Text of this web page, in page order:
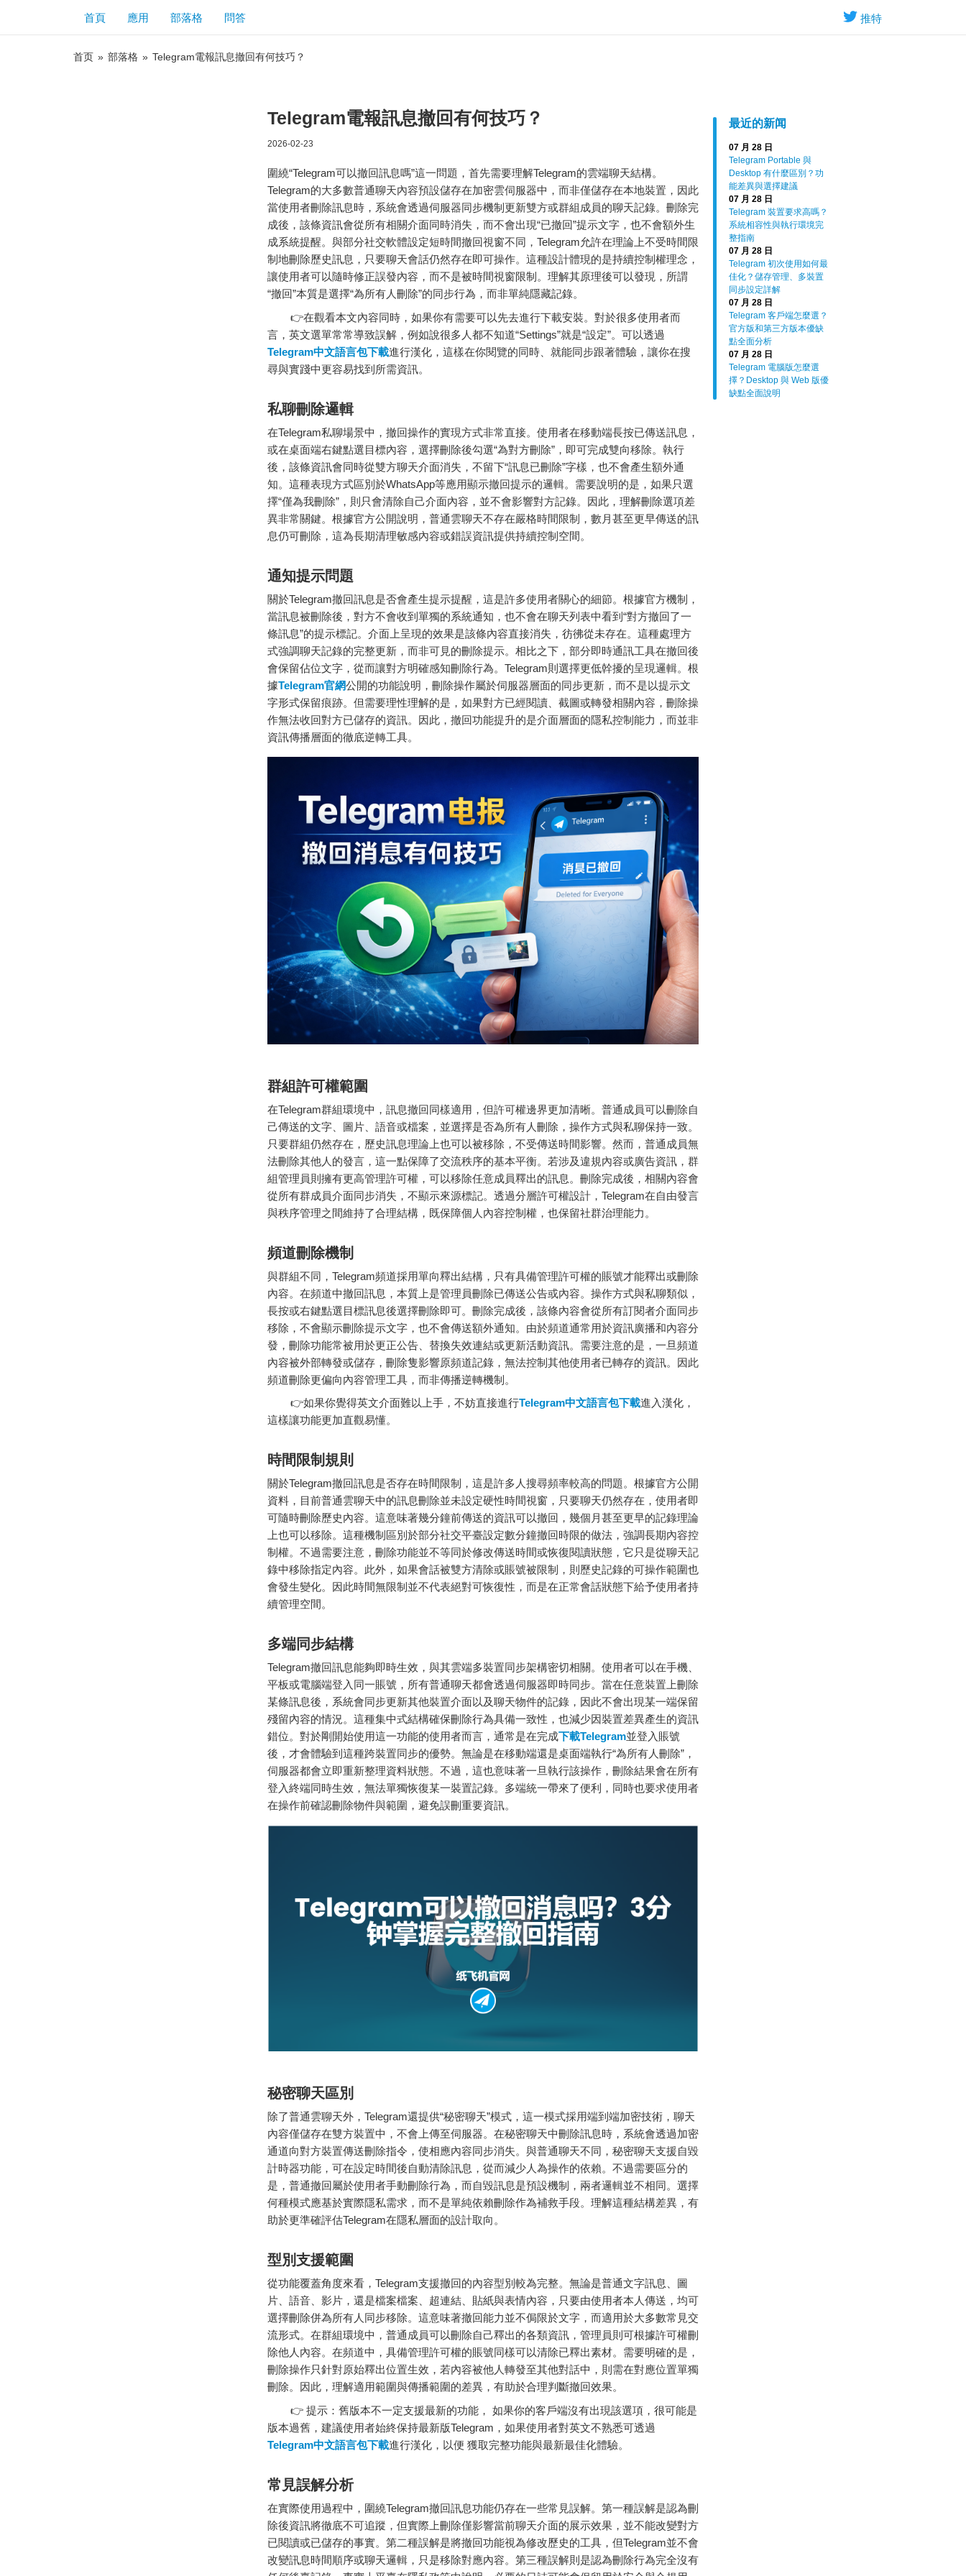
推特
首頁 應用 部落格 問答
首页 » 部落格 » Telegram電報訊息撤回有何技巧？
最近的新闻
07 月 28 日
Telegram Portable 與
Desktop 有什麼區別？功
能差異與選擇建議
07 月 28 日
Telegram 裝置要求高嗎？
系統相容性與執行環境完
整指南
07 月 28 日
Telegram 初次使用如何最
佳化？儲存管理、多裝置
同步設定詳解
07 月 28 日
Telegram 客戶端怎麼選？
官方版和第三方版本優缺
點全面分析
07 月 28 日
Telegram 電腦版怎麼選
擇？Desktop 與 Web 版優
缺點全面說明
Telegram電報訊息撤回有何技巧？
2026-02-23
圍繞“Telegram可以撤回訊息嗎”這一問題，首先需要理解Telegram的雲端聊天結構。
Telegram的大多數普通聊天內容預設儲存在加密雲伺服器中，而非僅儲存在本地裝置，因此
當使用者刪除訊息時，系統會透過伺服器同步機制更新雙方或群組成員的聊天記錄。刪除完
成後，該條資訊會從所有相關介面同時消失，而不會出現“已撤回”提示文字，也不會額外生
成系統提醒。與部分社交軟體設定短時間撤回視窗不同，Telegram允許在理論上不受時間限
制地刪除歷史訊息，只要聊天會話仍然存在即可操作。這種設計體現的是持續控制權理念，
讓使用者可以隨時修正誤發內容，而不是被時間視窗限制。理解其原理後可以發現，所謂
“撤回”本質是選擇“為所有人刪除”的同步行為，而非單純隱藏記錄。
👉在觀看本文內容同時，如果你有需要可以先去進行下載安裝。對於很多使用者而
言，英文選單常常導致誤解，例如說很多人都不知道“Settings”就是“設定”。可以透過
Telegram中文語言包下載進行漢化，這樣在你閱覽的同時、就能同步跟著體驗，讓你在搜
尋與實踐中更容易找到所需資訊。
私聊刪除邏輯
在Telegram私聊場景中，撤回操作的實現方式非常直接。使用者在移動端長按已傳送訊息，
或在桌面端右鍵點選目標內容，選擇刪除後勾選“為對方刪除”，即可完成雙向移除。執行
後，該條資訊會同時從雙方聊天介面消失，不留下“訊息已刪除”字樣，也不會產生額外通
知。這種表現方式區別於WhatsApp等應用顯示撤回提示的邏輯。需要說明的是，如果只選
擇“僅為我刪除”，則只會清除自己介面內容，並不會影響對方記錄。因此，理解刪除選項差
異非常關鍵。根據官方公開說明，普通雲聊天不存在嚴格時間限制，數月甚至更早傳送的訊
息仍可刪除，這為長期清理敏感內容或錯誤資訊提供持續控制空間。
通知提示問題
關於Telegram撤回訊息是否會產生提示提醒，這是許多使用者關心的細節。根據官方機制，
當訊息被刪除後，對方不會收到單獨的系統通知，也不會在聊天列表中看到“對方撤回了一
條訊息”的提示標記。介面上呈現的效果是該條內容直接消失，彷彿從未存在。這種處理方
式強調聊天記錄的完整更新，而非可見的刪除提示。相比之下，部分即時通訊工具在撤回後
會保留佔位文字，從而讓對方明確感知刪除行為。Telegram則選擇更低幹擾的呈現邏輯。根
據Telegram官網公開的功能說明，刪除操作屬於伺服器層面的同步更新，而不是以提示文
字形式保留痕跡。但需要理性理解的是，如果對方已經閱讀、截圖或轉發相關內容，刪除操
作無法收回對方已儲存的資訊。因此，撤回功能提升的是介面層面的隱私控制能力，而並非
資訊傳播層面的徹底逆轉工具。
群組許可權範圍
在Telegram群組環境中，訊息撤回同樣適用，但許可權邊界更加清晰。普通成員可以刪除自
己傳送的文字、圖片、語音或檔案，並選擇是否為所有人刪除，操作方式與私聊保持一致。
只要群組仍然存在，歷史訊息理論上也可以被移除，不受傳送時間影響。然而，普通成員無
法刪除其他人的發言，這一點保障了交流秩序的基本平衡。若涉及違規內容或廣告資訊，群
組管理員則擁有更高管理許可權，可以移除任意成員釋出的訊息。刪除完成後，相關內容會
從所有群成員介面同步消失，不顯示來源標記。透過分層許可權設計，Telegram在自由發言
與秩序管理之間維持了合理結構，既保障個人內容控制權，也保留社群治理能力。
頻道刪除機制
與群組不同，Telegram頻道採用單向釋出結構，只有具備管理許可權的賬號才能釋出或刪除
內容。在頻道中撤回訊息，本質上是管理員刪除已傳送公告或內容。操作方式與私聊類似，
長按或右鍵點選目標訊息後選擇刪除即可。刪除完成後，該條內容會從所有訂閱者介面同步
移除，不會顯示刪除提示文字，也不會傳送額外通知。由於頻道通常用於資訊廣播和內容分
發，刪除功能常被用於更正公告、替換失效連結或更新活動資訊。需要注意的是，一旦頻道
內容被外部轉發或儲存，刪除隻影響原頻道記錄，無法控制其他使用者已轉存的資訊。因此
頻道刪除更偏向內容管理工具，而非傳播逆轉機制。
👉如果你覺得英文介面難以上手，不妨直接進行Telegram中文語言包下載進入漢化，
這樣讓功能更加直觀易懂。
時間限制規則
關於Telegram撤回訊息是否存在時間限制，這是許多人搜尋頻率較高的問題。根據官方公開
資料，目前普通雲聊天中的訊息刪除並未設定硬性時間視窗，只要聊天仍然存在，使用者即
可隨時刪除歷史內容。這意味著幾分鐘前傳送的資訊可以撤回，幾個月甚至更早的記錄理論
上也可以移除。這種機制區別於部分社交平臺設定數分鐘撤回時限的做法，強調長期內容控
制權。不過需要注意，刪除功能並不等同於修改傳送時間或恢復閱讀狀態，它只是從聊天記
錄中移除指定內容。此外，如果會話被雙方清除或賬號被限制，則歷史記錄的可操作範圍也
會發生變化。因此時間無限制並不代表絕對可恢復性，而是在正常會話狀態下給予使用者持
續管理空間。
多端同步結構
Telegram撤回訊息能夠即時生效，與其雲端多裝置同步架構密切相關。使用者可以在手機、
平板或電腦端登入同一賬號，所有普通聊天都會透過伺服器即時同步。當在任意裝置上刪除
某條訊息後，系統會同步更新其他裝置介面以及聊天物件的記錄，因此不會出現某一端保留
殘留內容的情況。這種集中式結構確保刪除行為具備一致性，也減少因裝置差異產生的資訊
錯位。對於剛開始使用這一功能的使用者而言，通常是在完成下載Telegram並登入賬號
後，才會體驗到這種跨裝置同步的優勢。無論是在移動端還是桌面端執行“為所有人刪除”，
伺服器都會立即重新整理資料狀態。不過，這也意味著一旦執行該操作，刪除結果會在所有
登入終端同時生效，無法單獨恢復某一裝置記錄。多端統一帶來了便利，同時也要求使用者
在操作前確認刪除物件與範圍，避免誤刪重要資訊。
秘密聊天區別
除了普通雲聊天外，Telegram還提供“秘密聊天”模式，這一模式採用端到端加密技術，聊天
內容僅儲存在雙方裝置中，不會上傳至伺服器。在秘密聊天中刪除訊息時，系統會透過加密
通道向對方裝置傳送刪除指令，使相應內容同步消失。與普通聊天不同，秘密聊天支援自毀
計時器功能，可在設定時間後自動清除訊息，從而減少人為操作的依賴。不過需要區分的
是，普通撤回屬於使用者手動刪除行為，而自毀訊息是預設機制，兩者邏輯並不相同。選擇
何種模式應基於實際隱私需求，而不是單純依賴刪除作為補救手段。理解這種結構差異，有
助於更準確評估Telegram在隱私層面的設計取向。
型別支援範圍
從功能覆蓋角度來看，Telegram支援撤回的內容型別較為完整。無論是普通文字訊息、圖
片、語音、影片，還是檔案檔案、超連結、貼紙與表情內容，只要由使用者本人傳送，均可
選擇刪除併為所有人同步移除。這意味著撤回能力並不侷限於文字，而適用於大多數常見交
流形式。在群組環境中，普通成員可以刪除自己釋出的各類資訊，管理員則可根據許可權刪
除他人內容。在頻道中，具備管理許可權的賬號同樣可以清除已釋出素材。需要明確的是，
刪除操作只針對原始釋出位置生效，若內容被他人轉發至其他對話中，則需在對應位置單獨
刪除。因此，理解適用範圍與傳播範圍的差異，有助於合理判斷撤回效果。
👉 提示：舊版本不一定支援最新的功能， 如果你的客戶端沒有出現該選項，很可能是
版本過舊，建議使用者始終保持最新版Telegram，如果使用者對英文不熟悉可透過
Telegram中文語言包下載進行漢化，以便 獲取完整功能與最新最佳化體驗。
常見誤解分析
在實際使用過程中，圍繞Telegram撤回訊息功能仍存在一些常見誤解。第一種誤解是認為刪
除後資訊將徹底不可追蹤，但實際上刪除僅影響當前聊天介面的展示效果，並不能改變對方
已閱讀或已儲存的事實。第二種誤解是將撤回功能視為修改歷史的工具，但Telegram並不會
改變訊息時間順序或聊天邏輯，只是移除對應內容。第三種誤解則是認為刪除行為完全沒有